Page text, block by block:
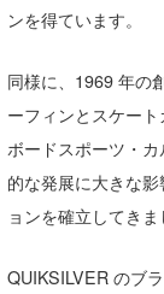
ンを得ています。
同様に、1969 年の
ーフィンとスケート
ボードスポーツ・
的な発展に大きな
ョンを確立してきま
QUIKSILVER のブ
熊谷素子
植村未来
NOBUFUKU
大野”MAR”修
喜納海人
ECE
G◎Da
H
KID
KOBU
KY